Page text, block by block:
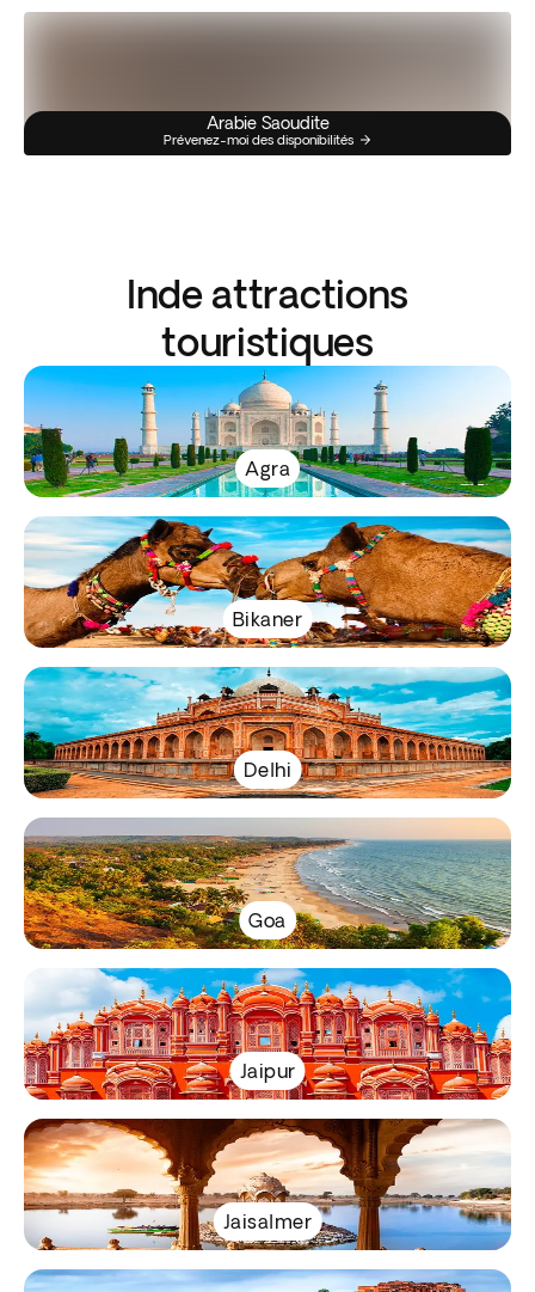
Arabie Saoudite
Prévenez-moi des disponibilités
Inde attractions
touristiques
Agra
Bikaner
Delhi
Goa
Jaipur
Jaisalmer